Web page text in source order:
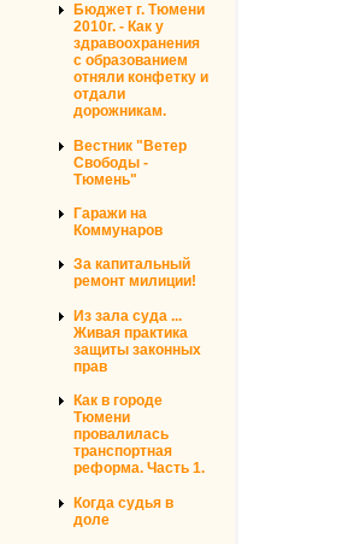
Бюджет г. Тюмени
2010г. - Как у
здравоохранения
с образованием
отняли конфетку и
отдали
дорожникам.
Вестник "Ветер
Свободы -
Тюмень"
Гаражи на
Коммунаров
За капитальный
ремонт милиции!
Из зала суда ...
Живая практика
защиты законных
прав
Как в городе
Тюмени
провалилась
транспортная
реформа. Часть 1.
Когда судья в
доле